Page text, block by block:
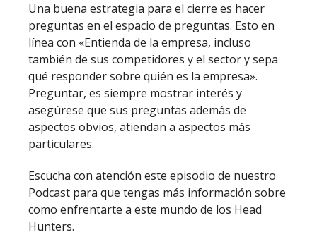
Una buena estrategia para el cierre es hacer
preguntas en el espacio de preguntas. Esto en
línea con «Entienda de la empresa, incluso
también de sus competidores y el sector y sepa
qué responder sobre quién es la empresa».
Preguntar, es siempre mostrar interés y
asegúrese que sus preguntas además de
aspectos obvios, atiendan a aspectos más
particulares.
Escucha con atención este episodio de nuestro
Podcast para que tengas más información sobre
como enfrentarte a este mundo de los Head
Hunters.